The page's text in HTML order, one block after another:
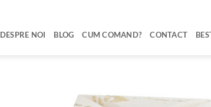
DESPRE NOI BLOG CUM COMAND? CONTACT